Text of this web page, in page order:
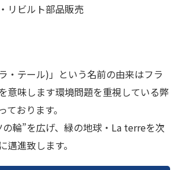
リビルト部品販売
・テール)」という名前の由来はフラ
意味します環境問題を重視している弊
おります。
輪”を広げ、緑の地球・La terreを次
邁進致します。